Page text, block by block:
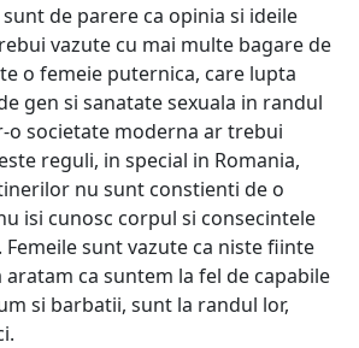
de parere ca opinia si ideile
vazute cu mai multe bagare de
o femeie puternica, care lupta
gen si sanatate sexuala in randul
o societate moderna ar trebui
reguli, in special in Romania,
nu sunt constienti de o
isi cunosc corpul si consecintele
sunt vazute ca niste fiinte
ca suntem la fel de capabile
si barbatii, sunt la randul lor,